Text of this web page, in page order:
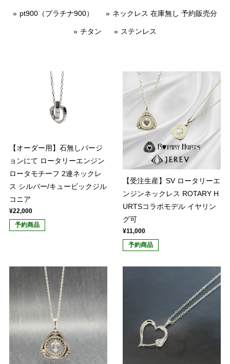
pt900（プラチナ900） ネックレス 在庫無し 予約販売分
チタン ステンレス
【オーダー用】石無しバージ
ョンにて ロータリーエンジン
ロータモチーフ 2連ネックレ
ス シルバー/キュービックジル
コニア
¥22,000
予約商品
【受注生産】SV ロータリーエ
ンジンネックレス ROTARY H
URTSコラボモデル イヤリン
グ可
¥11,000
予約商品